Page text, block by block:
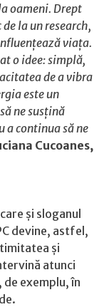
oameni. Drept
la un research,
viața.
o idee: simplă,
de a vibra
este un
ne susțină
a continua să ne
Cucoanes,
și sloganul
devine, astfel,
și
atunci
de exemplu, în